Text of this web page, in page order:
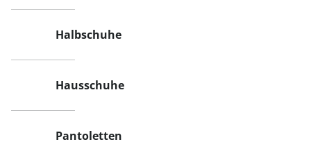
Halbschuhe
Hausschuhe
Pantoletten